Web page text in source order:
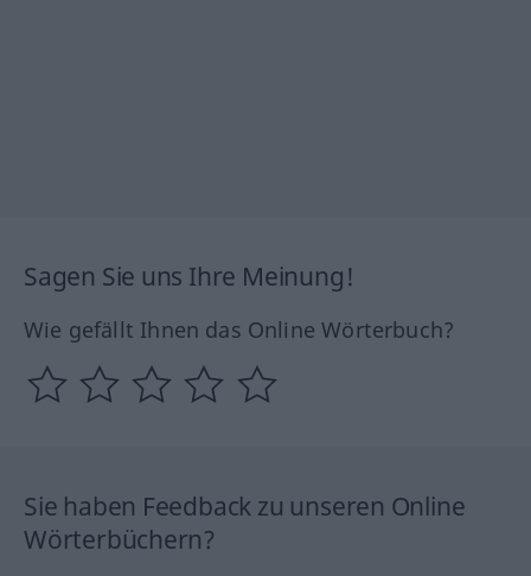
Sagen Sie uns Ihre Meinung!
Wie gefällt Ihnen das Online Wörterbuch?
Sie haben Feedback zu unseren Online
Wörterbüchern?